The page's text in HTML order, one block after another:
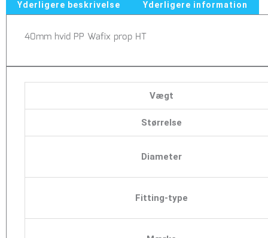
Yderligere beskrivelse Yderligere information
40mm hvid PP Wafix prop HT
Vægt
Størrelse
Diameter
Fitting-type